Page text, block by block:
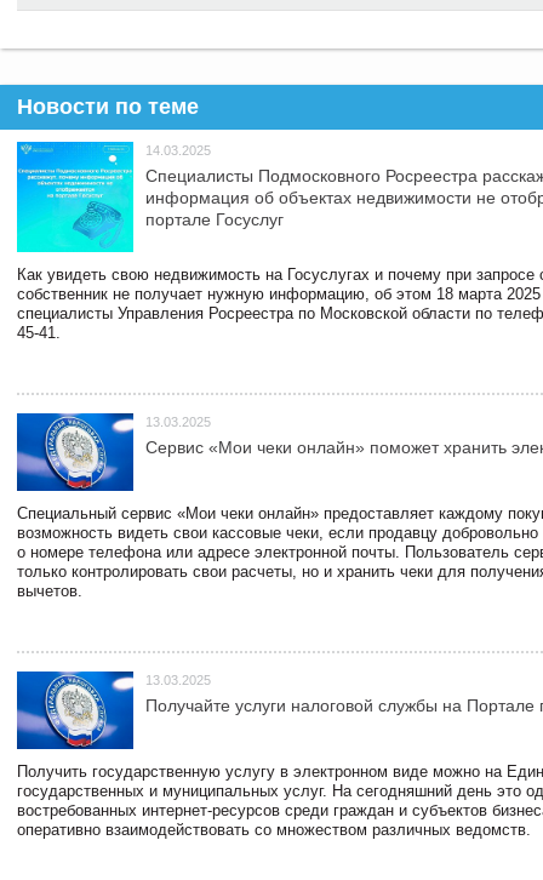
Новости по теме
14.03.2025
Специалисты Подмосковного Росреестра
информация об объектах недвижимости не
портале Госуслуг
Как увидеть свою недвижимость на Госуслугах и почему при запросе
собственник не получает нужную информацию, об этом 18 марта 2025
специалисты Управления Росреестра по Московской области по
45-41.
13.03.2025
Сервис «Мои чеки онлайн» поможет хранить
Специальный сервис «Мои чеки онлайн» предоставляет каждому
возможность видеть свои кассовые чеки, если продавцу
о номере телефона или адресе электронной почты. Пользователь
только контролировать свои расчеты, но и хранить чеки для
вычетов.
13.03.2025
Получайте услуги налоговой службы на Портале
Получить государственную услугу в электронном виде можно на
государственных и муниципальных услуг. На сегодняшний день это
востребованных интернет-ресурсов среди граждан и субъектов
оперативно взаимодействовать со множеством различных ведомств.